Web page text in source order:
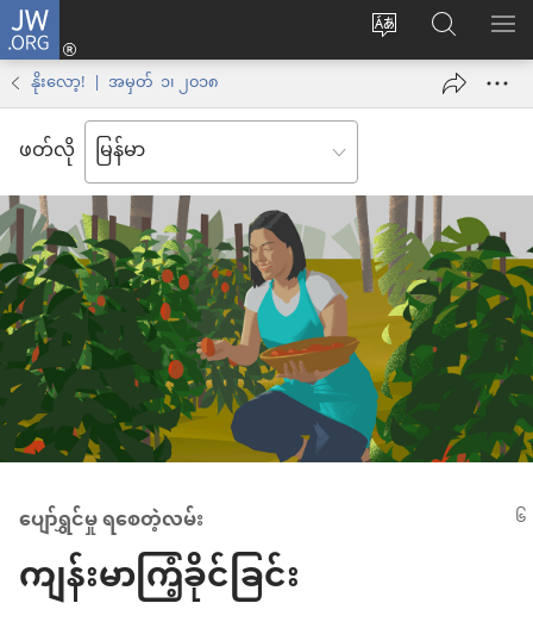
JW.ORG
ဝ
ဘာသာစကား
ကို
ပြောင်း
ပါ
Log
in
အသစ်
ဖွ
င့်
နေ
ပါ
တယ်)
JW.ORG
ရှာ
နိုးလော့! | အမှတ် ၁၊ ၂၀၁၈
ဖတ်လို
ပျော်ရွှင်မှု ရစေတဲ့လမ်း
ကျန်းမာကြံ့ခိုင်ခြင်း